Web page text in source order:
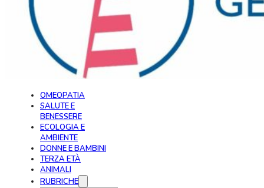
OMEOPATIA
SALUTE E
BENESSERE
ECOLOGIA E
AMBIENTE
DONNE E BAMBINI
TERZA ETÀ
ANIMALI
RUBRICHE